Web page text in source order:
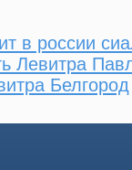
в россии
Левитра
Белгород